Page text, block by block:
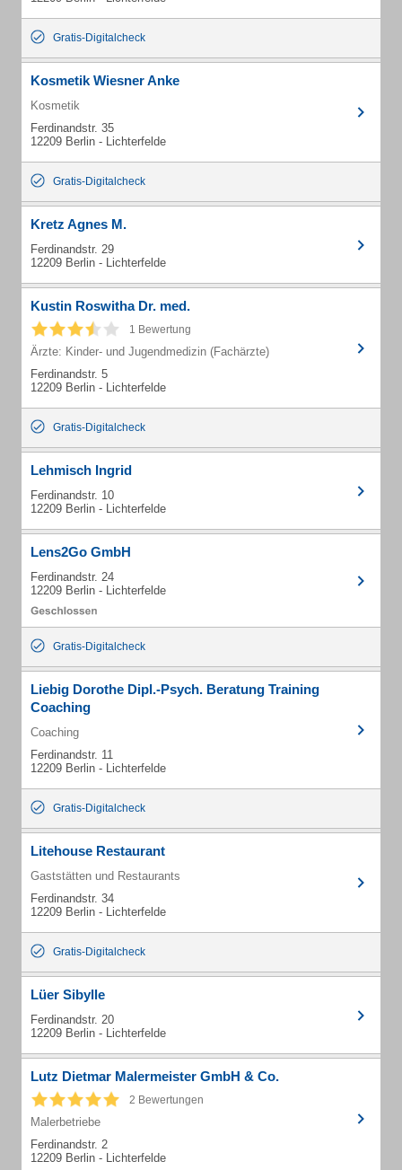
Gratis-Digitalcheck
Kosmetik Wiesner Anke
Kosmetik
Ferdinandstr. 35
12209 Berlin - Lichterfelde
Gratis-Digitalcheck
Kretz Agnes M.
Ferdinandstr. 29
12209 Berlin - Lichterfelde
Kustin Roswitha Dr. med.
1 Bewertung
Ärzte: Kinder- und Jugendmedizin (Fachärzte)
Ferdinandstr. 5
12209 Berlin - Lichterfelde
Gratis-Digitalcheck
Lehmisch Ingrid
Ferdinandstr. 10
12209 Berlin - Lichterfelde
Lens2Go GmbH
Ferdinandstr. 24
12209 Berlin - Lichterfelde
Gratis-Digitalcheck
Liebig Dorothe Dipl.-Psych. Beratung Training
Coaching
Coaching
Ferdinandstr. 11
12209 Berlin - Lichterfelde
Gratis-Digitalcheck
Litehouse Restaurant
Gaststätten und Restaurants
Ferdinandstr. 34
12209 Berlin - Lichterfelde
Gratis-Digitalcheck
Lüer Sibylle
Ferdinandstr. 20
12209 Berlin - Lichterfelde
Lutz Dietmar Malermeister GmbH & Co.
2 Bewertungen
Malerbetriebe
Ferdinandstr. 2
12209 Berlin - Lichterfelde